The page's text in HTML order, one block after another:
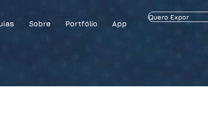
Sobre Portfólio App
Quero Expor